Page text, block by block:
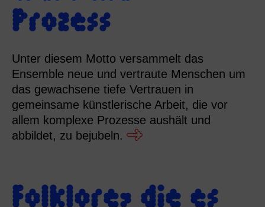
Prozess
Unter diesem Motto versammelt das
Ensemble neue und vertraute Menschen um
das gewachsene tiefe Vertrauen in
gemeinsame künstlerische Arbeit, die vor
allem komplexe Prozesse aushält und
abbildet, zu bejubeln.
Folklore, die es